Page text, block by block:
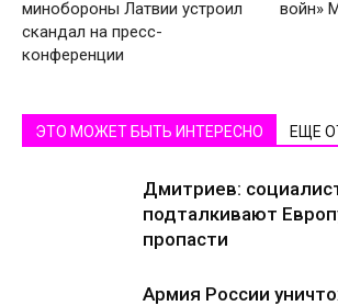
минобороны Латвии устроил
скандал на пресс-
конференции
войн»
ЭТО МОЖЕТ БЫТЬ ИНТЕРЕСНО ЕЩЕ
Дмитриев:
подталкивают
пропасти
Армия России